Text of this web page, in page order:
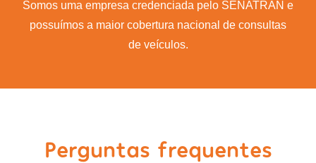
Somos uma empresa credenciada pelo SENATRAN e
possuímos a maior cobertura nacional de consultas
de veículos.
Perguntas frequentes